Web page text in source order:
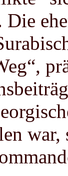
war,